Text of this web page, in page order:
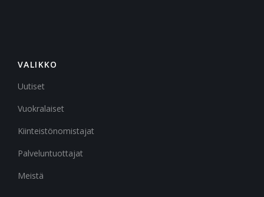
VALIKKO
Uutiset
Vuokralaiset
Kiinteistönomistajat
Palveluntuottajat
Meistä